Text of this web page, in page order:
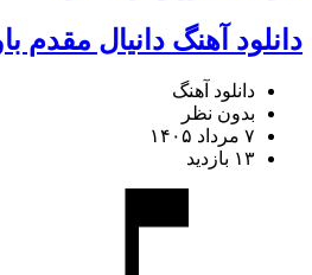
دانلود آهنگ دانیال مقدم
دانلود آهنگ
بدون نظر
۷ مرداد ۱۴۰۵
۱۳ بازدید